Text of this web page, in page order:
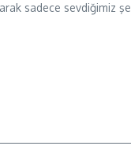
sadece sevdiğimiz